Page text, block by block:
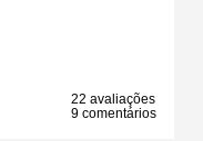
22 avaliações
9 comentários